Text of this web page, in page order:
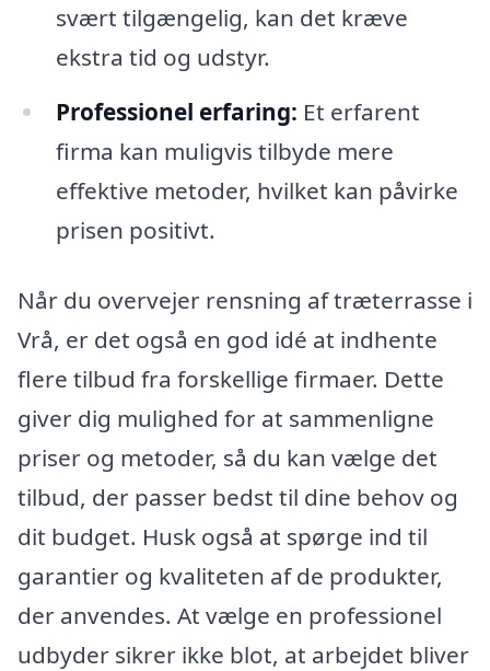
svært tilgængelig, kan det kræve
ekstra tid og udstyr.
Professionel erfaring: Et erfarent
firma kan muligvis tilbyde mere
effektive metoder, hvilket kan påvirke
prisen positivt.
Når du overvejer rensning af træterrasse i
Vrå, er det også en god idé at indhente
flere tilbud fra forskellige firmaer. Dette
giver dig mulighed for at sammenligne
priser og metoder, så du kan vælge det
tilbud, der passer bedst til dine behov og
dit budget. Husk også at spørge ind til
garantier og kvaliteten af de produkter,
der anvendes. At vælge en professionel
udbyder sikrer ikke blot, at arbejdet bliver